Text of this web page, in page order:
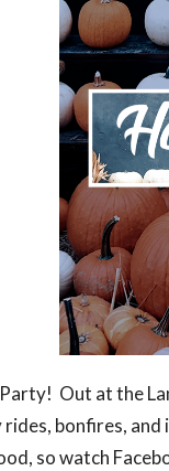
Out at the
bonfires,
so watch